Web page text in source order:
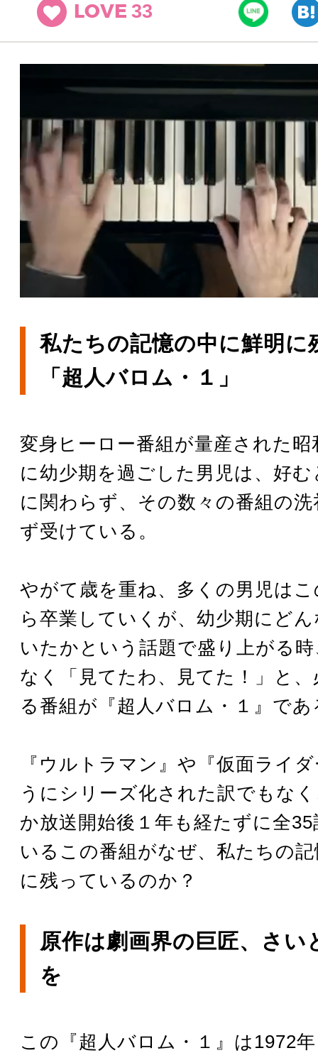
LOVE 33
私たちの記憶の中に鮮明に
「超人バロム・１」
変身ヒーロー番組が量産された昭
に幼少期を過ごした男児は、好
に関わらず、その数々の番組の
ず受けている。
やがて歳を重ね、多くの男児は
ら卒業していくが、幼少期にど
いたかという話題で盛り上がる
なく「見てたわ、見てた！」と
る番組が『超人バロム・１』であ
『ウルトラマン』や『仮面ライ
うにシリーズ化された訳でもな
か放送開始後１年も経たずに全
いるこの番組がなぜ、私たちの
に残っているのか？
原作は劇画界の巨匠、さい
を
この『超人バロム・１』は1972